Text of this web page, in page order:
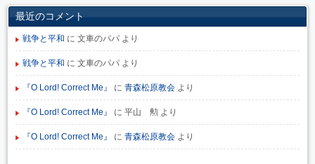
最近のコメント
戦争と平和 に 文車のパパ より
戦争と平和 に 文車のパパ より
『O Lord! Correct Me』 に 青森松原教会 より
『O Lord! Correct Me』 に 平山 勲 より
『O Lord! Correct Me』 に 青森松原教会 より